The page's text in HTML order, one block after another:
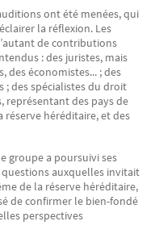
ont été menées, qui
la réflexion. Les
de contributions
: des juristes, mais
des économistes... ; des
; des spécialistes du droit
représentant des pays de
héréditaire, et des
groupe a poursuivi ses
auxquelles invitait
de la réserve héréditaire,
de confirmer le bien-fondé
perspectives